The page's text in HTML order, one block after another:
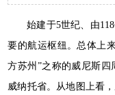
始建于5世纪、由
要的航运枢纽。总体上
方苏州”之称的威尼斯
威纳托省。从地图上看